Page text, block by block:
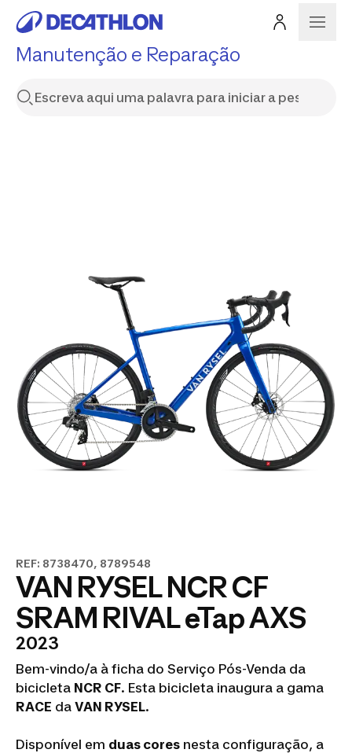
Manutenção e Reparação
REF: 8738470, 8789548
VAN RYSEL NCR CF
SRAM RIVAL eTap AXS
2023
Bem-vindo/a à ficha do Serviço Pós-Venda da
bicicleta NCR CF. Esta bicicleta inaugura a gama
RACE da VAN RYSEL.
Disponível em duas cores nesta configuração, a